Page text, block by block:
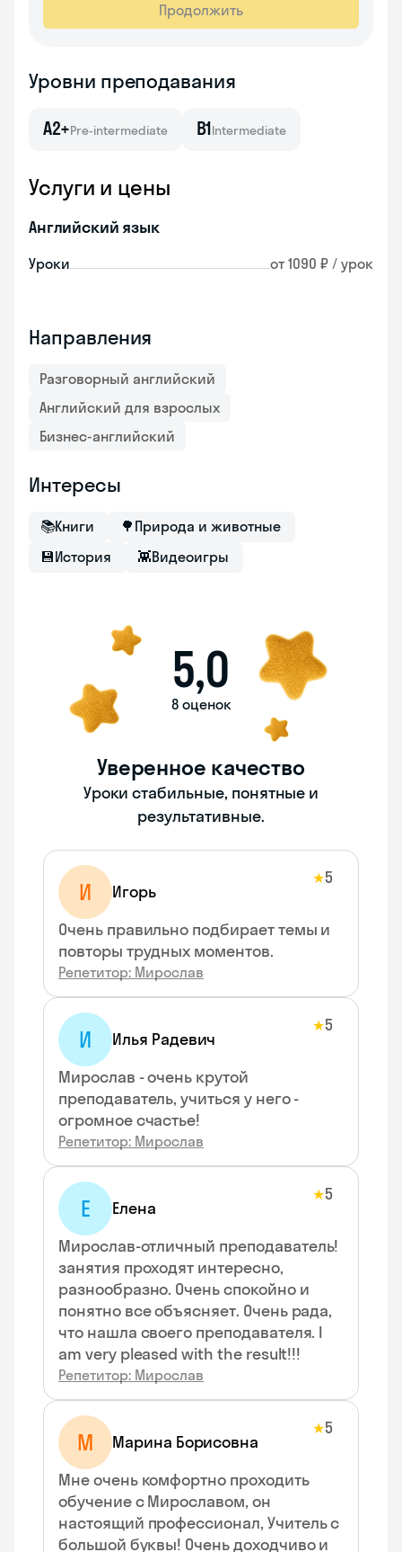
Продолжить
Уровни преподавания
A2+Pre-intermediate B1Intermediate
Услуги и цены
Английский язык
Уроки от 1090 ₽ / урок
Направления
Разговорный английский
Английский для взрослых
Бизнес-английский
Интересы
📚Книги 🌳 Природа и животные
💾История 👾Видеоигры
5,0
8 оценок
Уверенное качество
Уроки стабильные, понятные и
результативные.
И Игорь
★5
Очень правильно подбирает темы и
повторы трудных моментов.
Репетитор: Мирослав
И Илья Радевич
★5
Мирослав - очень крутой
преподаватель, учиться у него -
огромное счастье!
Репетитор: Мирослав
Е Елена
★5
Мирослав-отличный преподаватель!
занятия проходят интересно,
разнообразно. Очень спокойно и
понятно все объясняет. Очень рада,
что нашла своего преподавателя. I
am very pleased with the result!!!
Репетитор: Мирослав
М Марина Борисовна
★5
Мне очень комфортно проходить
обучение с Мирославом, он
настоящий профессионал, Учитель с
большой буквы! Очень доходчиво и